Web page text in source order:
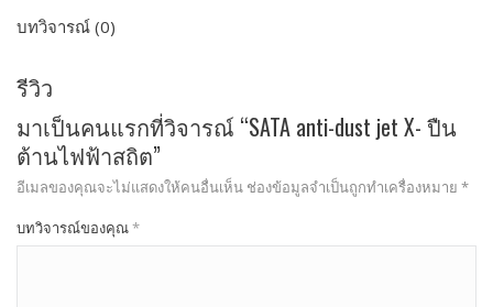
บทวิจารณ์ (0)
รีวิว
มาเป็นคนแรกที่วิจารณ์ “SATA anti-dust jet X- ปืน
ต้านไฟฟ้าสถิต”
อีเมลของคุณจะไม่แสดงให้คนอื่นเห็น ช่องข้อมูลจำเป็นถูกทำเครื่องหมาย *
บทวิจารณ์ของคุณ*